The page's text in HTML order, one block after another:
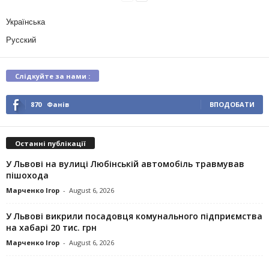
Українська
Русский
Слідкуйте за нами :
870 Фанів ВПОДОБАТИ
Останні публікації
У Львові на вулиці Любінській автомобіль травмував
пішохода
Марченко Ігор - August 6, 2026
У Львові викрили посадовця комунального підприємства
на хабарі 20 тис. грн
Марченко Ігор - August 6, 2026